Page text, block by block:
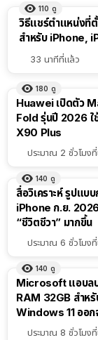
110 ดู
วิธีแชร์ตำแหน่งที่ตั้
สำหรับ iPhone,
33 นาทีที่แล้ว
180 ดู
Huawei เปิดตัว
Fold รุ่นปี 2026
X90 Plus
ประมาณ 2 ชั่วโมง
140 ดู
สื่อวิเคราะห์ รูปแบ
iPhone ก.ย.
“ชีวิตชีวา” มากขึ้น
ประมาณ 6 ชั่วโมง
140 ดู
Microsoft แอบล
RAM 32GB สำหรั
Windows 11 ออก
เองประมาณ 8 ชั่วโมง